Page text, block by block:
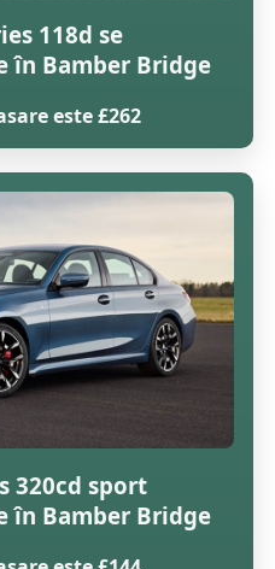
118d se
în Bamber Bridge
este £262
320cd sport
în Bamber Bridge